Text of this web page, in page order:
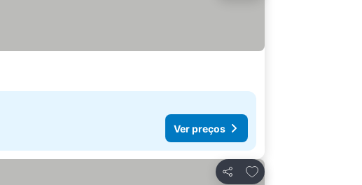
Ver preços
Partilhar
Adicionar aos favoritos